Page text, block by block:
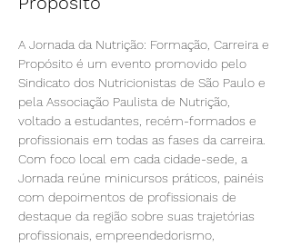
A Jornada da Nutrição: Formação, Carreira e
Propósito é um evento promovido pelo
Sindicato dos Nutricionistas de São Paulo e
pela Associação Paulista de Nutrição,
voltado a estudantes, recém-formados e
profissionais em todas as fases da carreira.
Com foco local em cada cidade-sede, a
Jornada reúne minicursos práticos, painéis
com depoimentos de profissionais de
destaque da região sobre suas trajetórias
profissionais, empreendedorismo,